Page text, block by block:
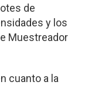
de
y los
Muestreador
cuanto a la